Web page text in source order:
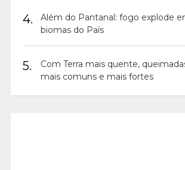
4.
Além do Pantanal: fogo explode
biomas do País
5.
Com Terra mais quente,
mais comuns e mais fortes